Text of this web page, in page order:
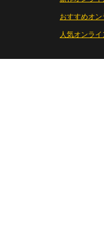
おすすめオ
人気オンラ